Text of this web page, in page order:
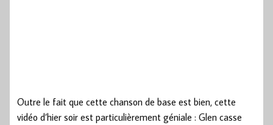
Outre le fait que cette chanson de base est bien, cette
vidéo d’hier soir est particulièrement géniale : Glen casse